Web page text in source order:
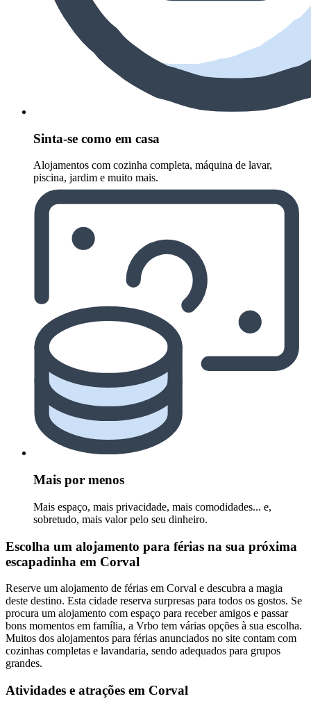
Sinta-se como em casa
Alojamentos com cozinha completa, máquina de lavar,
piscina, jardim e muito mais.
Mais por menos
Mais espaço, mais privacidade, mais comodidades... e,
sobretudo, mais valor pelo seu dinheiro.
Escolha um alojamento para férias na sua próxima
escapadinha em Corval
Reserve um alojamento de férias em Corval e descubra a magia
deste destino. Esta cidade reserva surpresas para todos os gostos. Se
procura um alojamento com espaço para receber amigos e passar
bons momentos em família, a Vrbo tem várias opções à sua escolha.
Muitos dos alojamentos para férias anunciados no site contam com
cozinhas completas e lavandaria, sendo adequados para grupos
grandes.
Atividades e atrações em Corval